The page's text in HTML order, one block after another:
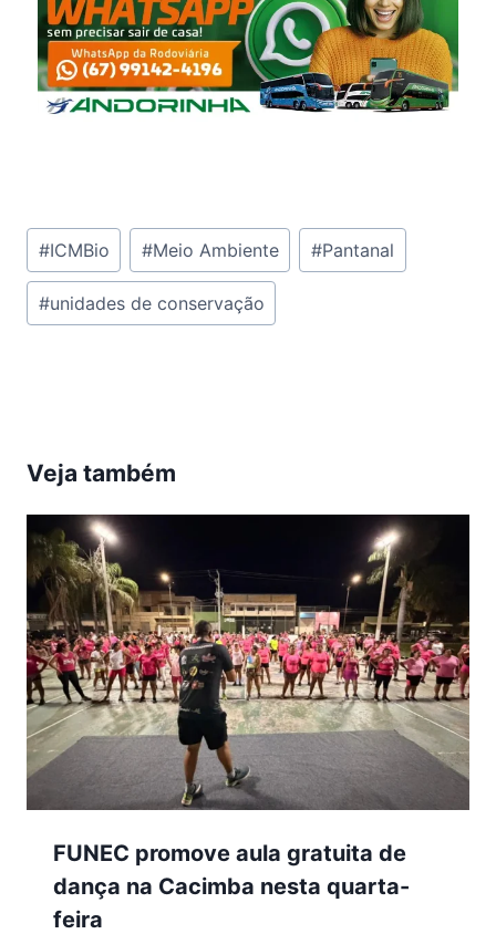
Tags
do
Post:
#ICMBio #Meio Ambiente #Pantanal
#unidades de conservação
Veja também
FUNEC promove aula gratuita de
dança na Cacimba nesta quarta-
feira